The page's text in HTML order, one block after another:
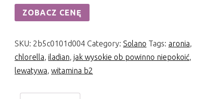
ZOBACZ CENĘ
SKU: 2b5c0101d004 Category: Solano Tags: aronia,
chlorella, iladian, jak wysokie ob powinno niepokoić,
lewatywa, witamina b2